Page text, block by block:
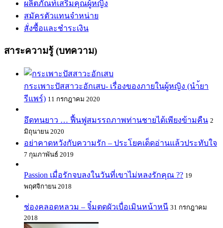
ผลิตภัณท์เสริมคุณผู้หญิง
สมัครตัวแทนจำหน่าย
สั่งซื้อและชำระเงิน
สาระความรู้ (บทความ)
กระเพาะปัสสาวะอักเสบ- เรื่องของภายในผู้หญิง (นำ้ยา
รีแพร์) 11 กรกฎาคม 2020
อึดทนยาว … ฟื้นฟูสมรรถภาพท่านชายได้เพียงข้ามคืน 2
มิถุนายน 2020
อย่าคาดหวังกับความรัก – ประโยคเด็ดอ่านแล้วประทับใจ
7 กุมภาพันธ์ 2019
Passion เมื่อรักจบลงในวันที่เขาไม่หลงรักคุณ ?? 19
พฤศจิกายน 2018
ช่องคลอดหลวม – จิ๋มตดผัวเบื่อเมินหน้าหนี 31 กรกฎาคม
2018